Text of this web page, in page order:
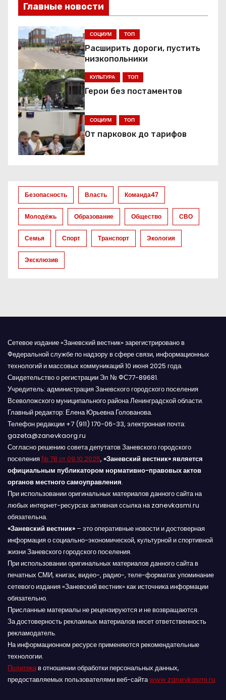
г
а
ц
и
я
п
о
з
п
и
с
я
Главные новости
СОЦИУМ ТОП
Расширить дороги, пустить
низкопольники
КУЛЬТУРА ТОП
Герои без постаментов
СОЦИУМ ТОП
От парковок до тарифов
Безопасность Власть Команда47
Молодёжь Образование Общество СВО
Семья Спорт Транспорт Экология
Эксклюзив
Сетевое издание «Заневский вестник» зарегистрировано в
Федеральной службе по надзору в сфере связи, информационных
технологий и массовых коммуникаций 10 июня 2025 года.
Свидетельство о регистрации Эл № ФС77-89681.
Учредитель: администрация Заневского городского поселения
Всеволожского муниципального района Ленинградской области.
Главный редактор: Елена Юрьевна Голованова.
Телефон редакции +7 (911) 170-06-33, электронная почта:
gazeta@zanevkaorg.ru
Согласно решению совета депутатов Заневского городского
поселения № 78 от 09.10.2025, «Заневский вестник» является
официальным публикатором нормативно-правовых актов
органов местного самоуправления.
При использовании оригинальных материалов данного сайта на
любых интернет-ресурсах активная ссылка на zanevkasmi.ru
обязательна.
«Заневский вестник» – это оперативные новости и достоверная
информация о социально-экономической, культурной и спортивной
жизни Заневского городского поселения.
При использовании оригинальных материалов данного сайта в
печатных СМИ, книгах, видео-, радио-, теле-форматах упоминание
сетевого издания «Заневский вестник» как источника информации
обязательно.
Присланные материалы не рецензируются и не возвращаются.
За достоверность рекламных материалов несет ответственность
рекламодатель.
На информационном ресурсе применяются рекомендательные
технологии.
Политикав отношении обработки персональных данных,
предоставляемых пользователями веб-сайтаwww.zanevkasmi.ru